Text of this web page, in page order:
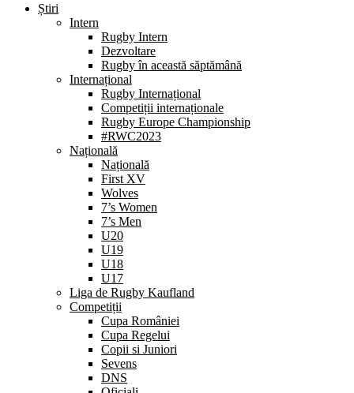
Știri
Intern
Rugby Intern
Dezvoltare
Rugby în această săptămână
Internațional
Rugby Internațional
Competiții internaționale
Rugby Europe Championship
#RWC2023
Națională
Națională
First XV
Wolves
7’s Women
7’s Men
U20
U19
U18
U17
Liga de Rugby Kaufland
Competiții
Cupa României
Cupa Regelui
Copii si Juniori
Sevens
DNS